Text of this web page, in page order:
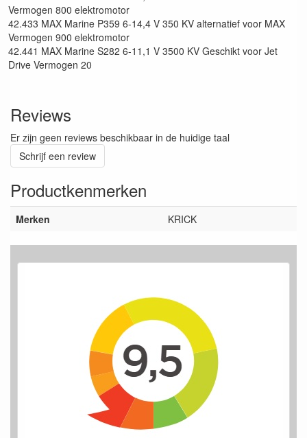
Vermogen 800 elektromotor
42.433 MAX Marine P359 6-14,4 V 350 KV alternatief voor MAX
Vermogen 900 elektromotor
42.441 MAX Marine S282 6-11,1 V 3500 KV Geschikt voor Jet
Drive Vermogen 20
Reviews
Er zijn geen reviews beschikbaar in de huidige taal
Schrijf een review
Productkenmerken
Merken KRICK